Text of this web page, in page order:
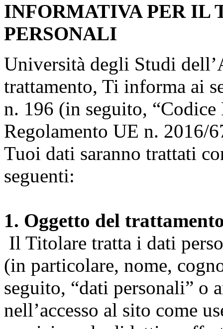
INFORMATIVA PER IL
PERSONALI
Università degli Studi
trattamento, Ti informa ai
n. 196 (in seguito, “Codice
Regolamento UE n. 2016/
Tuoi dati saranno trattati
seguenti:
1. Oggetto del
Il Titolare tratta i dati
(in particolare, nome,
seguito, “dati personali” o
nell’accesso al sito come